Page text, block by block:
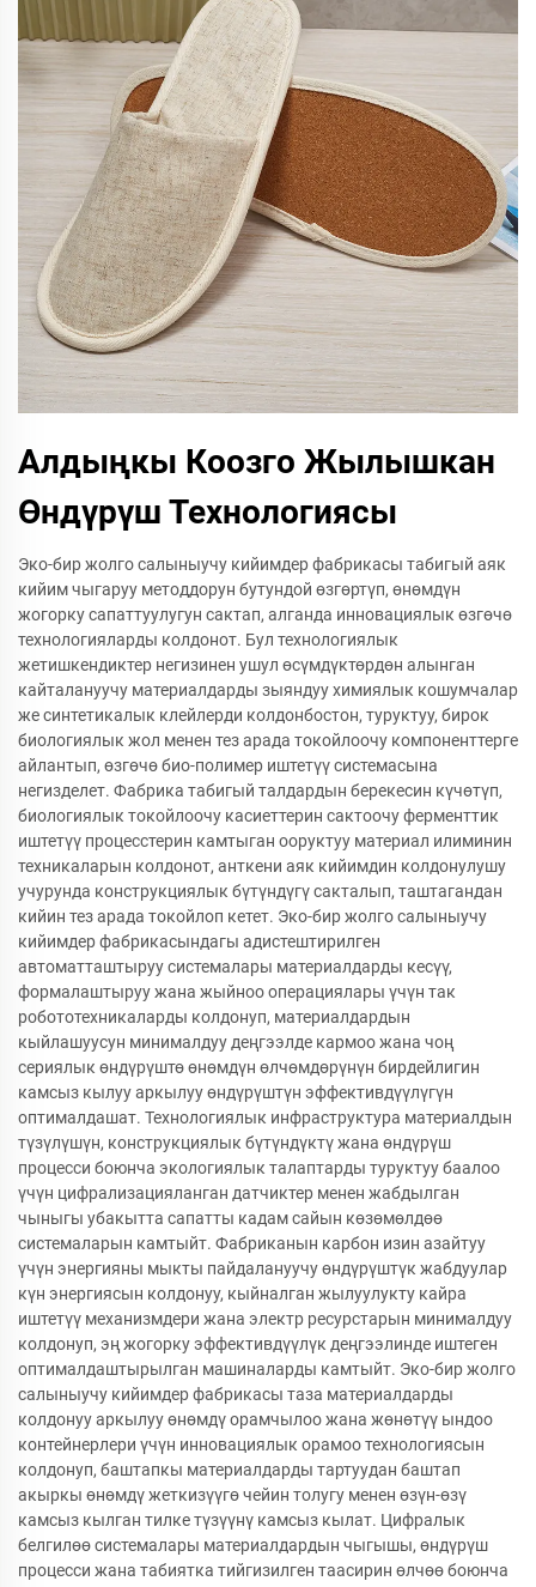
Алдыңкы Коозго Жылышкан
Өндүрүш Технологиясы
Эко-бир жолго салыныучу кийимдер фабрикасы табигый аяк
кийим чыгаруу методдорун бутундой өзгөртүп, өнөмдүн
жогорку сапаттуулугун сактап, алганда инновациялык өзгөчө
технологияларды колдонот. Бул технологиялык
жетишкендиктер негизинен ушул өсүмдүктөрдөн алынган
кайталануучу материалдарды зыяндуу химиялык кошумчалар
же синтетикалык клейлерди колдонбостон, туруктуу, бирок
биологиялык жол менен тез арада токойлоочу компоненттерге
айлантып, өзгөчө био-полимер иштетүү системасына
негизделет. Фабрика табигый талдардын берекесин күчөтүп,
биологиялык токойлоочу касиеттерин сактоочу ферменттик
иштетүү процесстерин камтыган ооруктуу материал илиминин
техникаларын колдонот, анткени аяк кийимдин колдонулушу
учурунда конструкциялык бүтүндүгү сакталып, таштагандан
кийин тез арада токойлоп кетет. Эко-бир жолго салыныучу
кийимдер фабрикасындагы адистештирилген
автоматташтыруу системалары материалдарды кесүү,
формалаштыруу жана жыйноо операциялары үчүн так
робототехникаларды колдонуп, материалдардын
кыйлашуусун минималдуу деңгээлде кармоо жана чоң
сериялык өндүрүштө өнөмдүн өлчөмдөрүнүн бирдейлигин
камсыз кылуу аркылуу өндүрүштүн эффективдүүлүгүн
оптималдашат. Технологиялык инфраструктура материалдын
түзүлүшүн, конструкциялык бүтүндүктү жана өндүрүш
процесси боюнча экологиялык талаптарды туруктуу баалоо
үчүн цифрализацияланган датчиктер менен жабдылган
чыныгы убакытта сапатты кадам сайын көзөмөлдөө
системаларын камтыйт. Фабриканын карбон изин азайтуу
үчүн энергияны мыкты пайдалануучу өндүрүштүк жабдуулар
күн энергиясын колдонуу, кыйналган жылуулукту кайра
иштетүү механизмдери жана электр ресурстарын минималдуу
колдонуп, эң жогорку эффективдүүлүк деңгээлинде иштеген
оптималдаштырылган машиналарды камтыйт. Эко-бир жолго
салыныучу кийимдер фабрикасы таза материалдарды
колдонуу аркылуу өнөмдү орамчылоо жана жөнөтүү ындоо
контейнерлери үчүн инновациялык орамоо технологиясын
колдонуп, баштапкы материалдарды тартуудан баштап
акыркы өнөмдү жеткизүүгө чейин толугу менен өзүн-өзү
камсыз кылган тилке түзүүнү камсыз кылат. Цифралык
белгилөө системалары материалдардын чыгышы, өндүрүш
процесси жана табиятка тийгизилген таасирин өлчөө боюнча